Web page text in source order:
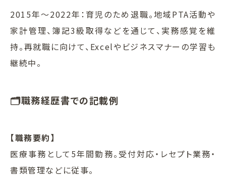
2015年〜2022年：育児のため退職。地域PTA活動や
家計管理、簿記3級取得などを通じて、実務感覚を維
持。再就職に向けて、Excelやビジネスマナーの学習も
継続中。
🗂️職務経歴書での記載例
【職務要約】
医療事務として5年間勤務。受付対応・レセプト業務・
書類管理などに従事。